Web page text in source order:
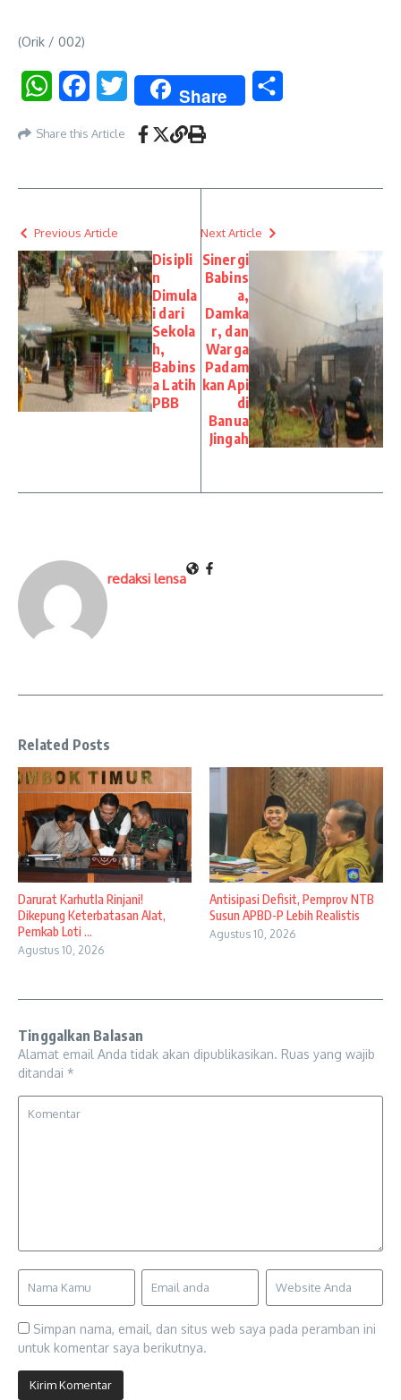
(Orik / 002)
WhatsAppFacebookTwitter Share
Share this Article
Previous Article
Disipli
n
Dimula
i dari
Sekola
h,
Babins
a Latih
PBB
Next Article
Sinergi
Babins
a,
Damka
r, dan
Warga
Padam
kan Api
di
Banua
Jingah
redaksi lensa
Related Posts
Darurat Karhutla Rinjani!
Dikepung Keterbatasan Alat,
Pemkab Loti ...
Agustus 10, 2026
Antisipasi Defisit, Pemprov NTB
Susun APBD-P Lebih Realistis
Agustus 10, 2026
Tinggalkan Balasan
Alamat email Anda tidak akan dipublikasikan. Ruas yang wajib
ditandai *
Simpan nama, email, dan situs web saya pada peramban ini
untuk komentar saya berikutnya.